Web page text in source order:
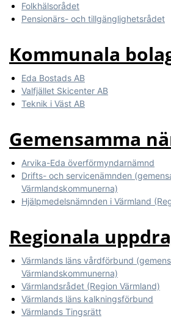
Folkhälsorådet
Pensionärs- och tillgänglighetsrådet
Kommunala
Eda Bostads AB
Valfjället Skicenter AB
Teknik i Väst AB
Gemensamma
Arvika-Eda överförmyndarnämnd
Drifts- och servicenämnden
Värmlandskommunerna)
Hjälpmedelsnämnden i Värmland
Regionala
Värmlands läns vårdförbund
Värmlandskommunerna)
Värmlandsrådet (Region Värmland)
Värmlands läns kalkningsförbund
Värmlands Tingsrätt